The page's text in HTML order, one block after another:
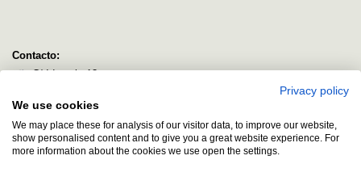
Contacto:
C/ Idorsolo 13
Bizkaia
logitec@logitecsl.net
+34 944 544 580
Privacy policy
We use cookies
We may place these for analysis of our visitor data, to improve our website,
show personalised content and to give you a great website experience. For
more information about the cookies we use open the settings.